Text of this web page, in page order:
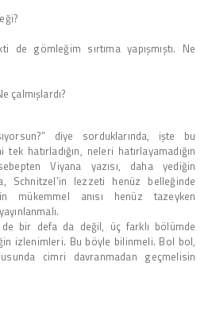
de gömleğim sırtıma yapışmıştı. Ne
çalmışlardı?
diye sorduklarında, işte bu
hatırladığın, neleri hatırlayamadığın
Viyana yazısı, daha yediğin
Schnitzel’in lezzeti henüz belleğinde
mükemmel anısı henüz tazeyken
bir defa da değil, üç farklı bölümde
izlenimleri. Bu böyle bilinmeli. Bol bol,
cimri davranmadan geçmelisin